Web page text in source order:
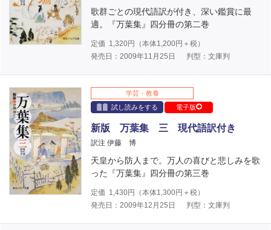
歌群ごとの現代語訳が付き、深い鑑賞に最
適。『万葉集』四分冊の第二巻
定価 1,320円（本体1,200円＋税）
発売日：2009年11月25日
判型：文庫判
学芸・教養
試し読みをする
電子版
新版 万葉集 三 現代語訳付き
訳注 伊藤 博
天皇から防人まで。万人の喜びと悲しみを歌
った『万葉集』四分冊の第三巻
定価 1,430円（本体1,300円＋税）
発売日：2009年12月25日
判型：文庫判